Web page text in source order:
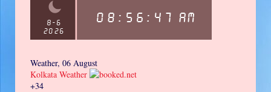
Weather, 06 August
Kolkata Weather
+34